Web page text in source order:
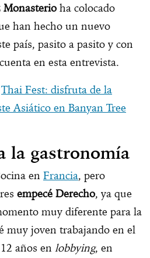
ha colocado
han hecho un nuevo
país, pasito a pasito y con
en esta entrevista.
Thai Fest: disfruta de la
Asiático en Banyan Tree
la gastronomía
en Francia, pero
empecé Derecho, ya que
muy diferente para la
muy joven trabajando en el
años en lobbying, en